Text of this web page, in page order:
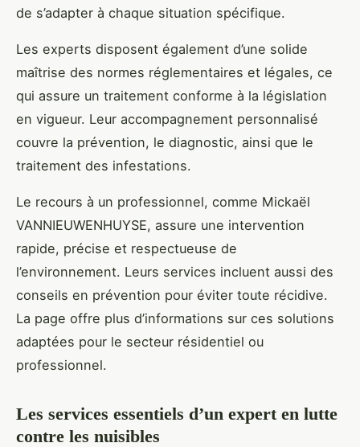
de s’adapter à chaque situation spécifique.
Les experts disposent également d’une solide
maîtrise des normes réglementaires et légales, ce
qui assure un traitement conforme à la législation
en vigueur. Leur accompagnement personnalisé
couvre la prévention, le diagnostic, ainsi que le
traitement des infestations.
Le recours à un professionnel, comme Mickaël
VANNIEUWENHUYSE, assure une intervention
rapide, précise et respectueuse de
l’environnement. Leurs services incluent aussi des
conseils en prévention pour éviter toute récidive.
La page offre plus d’informations sur ces solutions
adaptées pour le secteur résidentiel ou
professionnel.
Les services essentiels d’un expert en lutte
contre les nuisibles